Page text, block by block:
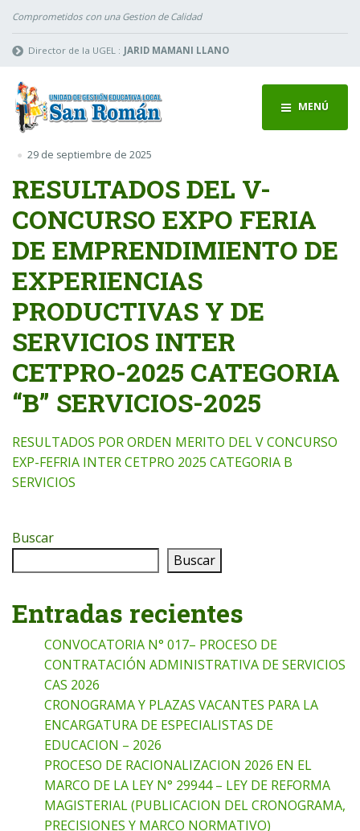
Comprometidos con una Gestion de Calidad
Director de la UGEL : JARID MAMANI LLANO
MENÚ
29 de septiembre de 2025
RESULTADOS DEL V-
CONCURSO EXPO FERIA
DE EMPRENDIMIENTO DE
EXPERIENCIAS
PRODUCTIVAS Y DE
SERVICIOS INTER
CETPRO-2025 CATEGORIA
“B” SERVICIOS-2025
RESULTADOS POR ORDEN MERITO DEL V CONCURSO
EXP-FEFRIA INTER CETPRO 2025 CATEGORIA B
SERVICIOS
Buscar
Buscar
Entradas recientes
CONVOCATORIA N° 017– PROCESO DE
CONTRATACIÓN ADMINISTRATIVA DE SERVICIOS
CAS 2026
CRONOGRAMA Y PLAZAS VACANTES PARA LA
ENCARGATURA DE ESPECIALISTAS DE
EDUCACION – 2026
PROCESO DE RACIONALIZACION 2026 EN EL
MARCO DE LA LEY N° 29944 – LEY DE REFORMA
MAGISTERIAL (PUBLICACION DEL CRONOGRAMA,
PRECISIONES Y MARCO NORMATIVO)